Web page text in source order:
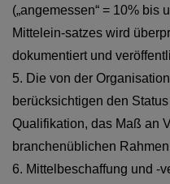
(„angemessen“ = 10% bis
Mittelein-satzes wird
dokumentiert und
5. Die von der
berücksichtigen den
Qualifikation, das Maß an
branchenüblichen
6. Mittelbeschaffung und -